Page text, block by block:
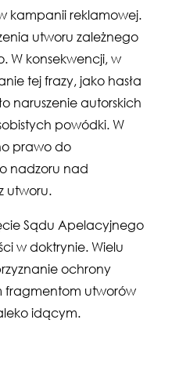
kampanii reklamowej.
utworu zależnego
W konsekwencji, w
tej frazy, jako hasła
naruszenie autorskich
powódki. W
prawo do
nadzoru nad
utworu.
Sądu Apelacyjnego
w doktrynie. Wielu
ochrony
fragmentom utworów
idącym.